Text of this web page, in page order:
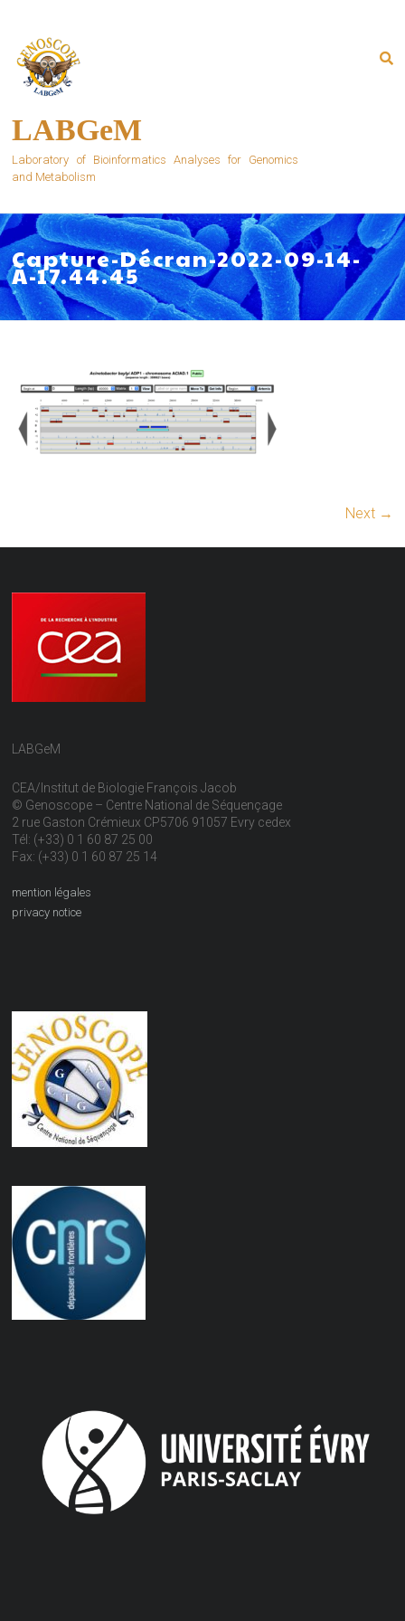
content
LABGeM
Laboratory of Bioinformatics Analyses for Genomics
and Metabolism
Capture-Décran-2022-09-14-
À-17.44.45
Next →
LABGeM
CEA/Institut de Biologie François Jacob
© Genoscope – Centre National de Séquençage
2 rue Gaston Crémieux CP5706 91057 Evry cedex
Tél: (+33) 0 1 60 87 25 00
Fax: (+33) 0 1 60 87 25 14
mention légales
privacy notice